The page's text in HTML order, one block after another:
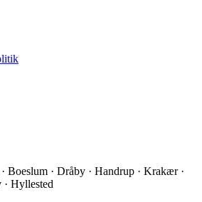
Boeslum · Dråby · Handrup · Krakær ·
· Hyllested